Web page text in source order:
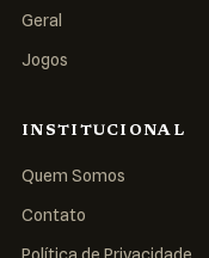
Geral
Jogos
INSTITUCIONAL
Quem Somos
Contato